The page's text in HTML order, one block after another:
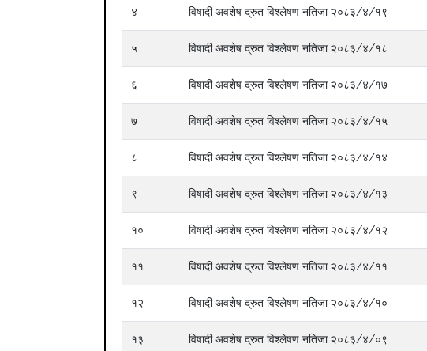
४ विषादी अवशेष द्रुत विश्लेषण नतिजा २०८३/४/१९
५ विषादी अवशेष द्रुत विश्लेषण नतिजा २०८३/४/१८
६ विषादी अवशेष द्रुत विश्लेषण नतिजा २०८३/४/१७
७ विषादी अवशेष द्रुत विश्लेषण नतिजा २०८३/४/१५
८ विषादी अवशेष द्रुत विश्लेषण नतिजा २०८३/४/१४
९ विषादी अवशेष द्रुत विश्लेषण नतिजा २०८३/४/१३
१० विषादी अवशेष द्रुत विश्लेषण नतिजा २०८३/४/१२
११ विषादी अवशेष द्रुत विश्लेषण नतिजा २०८३/४/११
१२ विषादी अवशेष द्रुत विश्लेषण नतिजा २०८३/४/१०
१३ विषादी अवशेष द्रुत विश्लेषण नतिजा २०८३/४/०९